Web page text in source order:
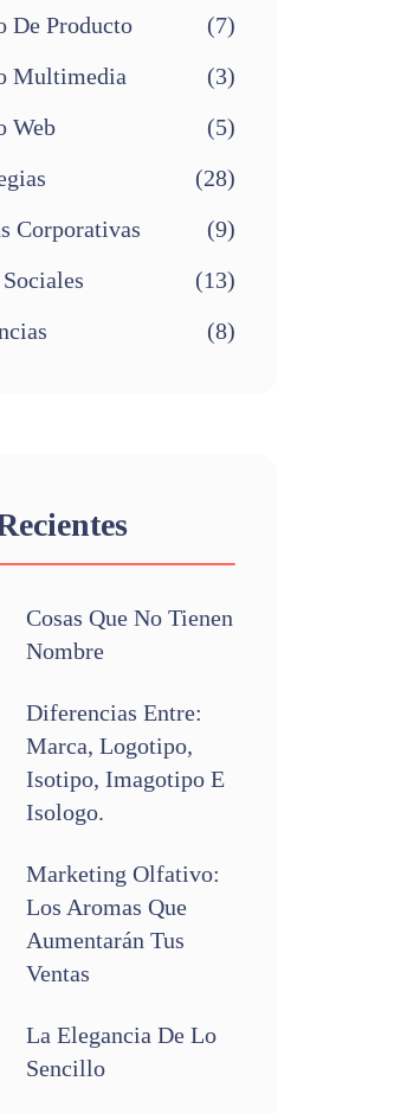
De Producto
(7)
Multimedia
(3)
Web
(5)
(28)
Corporativas
(9)
(13)
(8)
Cosas Que No Tienen
Nombre
Diferencias Entre:
Marca, Logotipo,
Isotipo, Imagotipo E
Isologo.
Marketing Olfativo:
Los Aromas Que
Aumentarán Tus
Ventas
La Elegancia De Lo
Sencillo